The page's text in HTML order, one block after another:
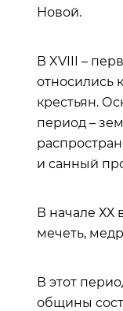
Новой.
В XVIII –
относились
крестьян.
период –
и санный
В начале ХХ
мечеть,
В этот
общины